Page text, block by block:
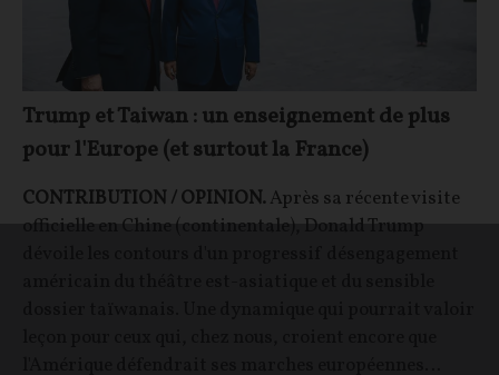
Trump et Taiwan : un enseignement de plus
pour l'Europe (et surtout la France)
CONTRIBUTION / OPINION.Après sa récente visite
officielle en Chine (continentale), Donald Trump